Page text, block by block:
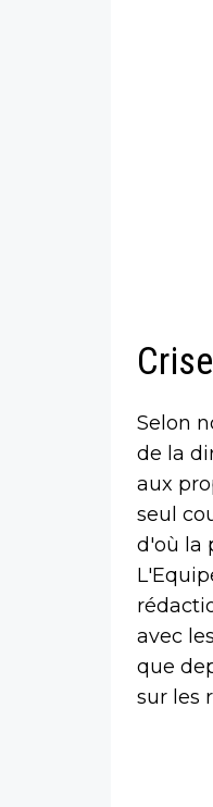
Selon
de la
aux
seul
d'où la
avec
que
sur les